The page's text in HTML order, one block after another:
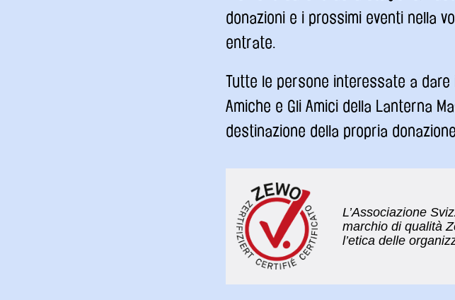
donazioni e i prossimi eventi nella
entrate.
Tutte le persone interessate a
Amiche e Gli Amici della Lanterna
destinazione della propria donazione.
L’Associazione
marchio di qualità
l’etica delle